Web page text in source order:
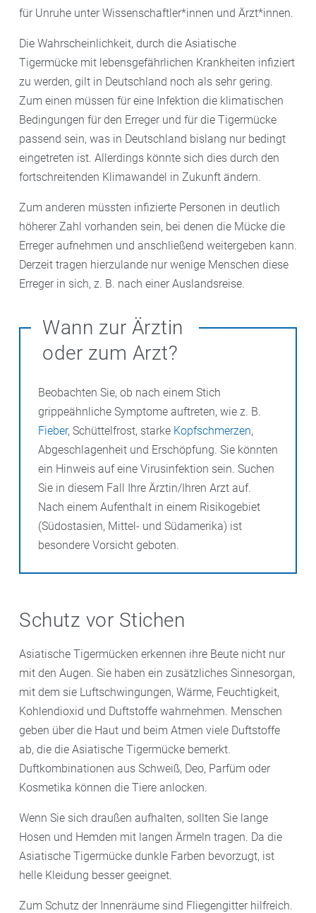
für Unruhe unter Wissenschaftler*innen und Ärzt*innen.
Die Wahrscheinlichkeit, durch die Asiatische
Tigermücke mit lebensgefährlichen Krankheiten infiziert
zu werden, gilt in Deutschland noch als sehr gering.
Zum einen müssen für eine Infektion die klimatischen
Bedingungen für den Erreger und für die Tigermücke
passend sein, was in Deutschland bislang nur bedingt
eingetreten ist. Allerdings könnte sich dies durch den
fortschreitenden Klimawandel in Zukunft ändern.
Zum anderen müssten infizierte Personen in deutlich
höherer Zahl vorhanden sein, bei denen die Mücke die
Erreger aufnehmen und anschließend weitergeben kann.
Derzeit tragen hierzulande nur wenige Menschen diese
Erreger in sich, z. B. nach einer Auslandsreise.
Wann zur Ärztin
oder zum Arzt?
Beobachten Sie, ob nach einem Stich
grippeähnliche Symptome auftreten, wie z. B.
Fieber, Schüttelfrost, starke Kopfschmerzen,
Abgeschlagenheit und Erschöpfung. Sie könnten
ein Hinweis auf eine Virusinfektion sein. Suchen
Sie in diesem Fall Ihre Ärztin/Ihren Arzt auf.
Nach einem Aufenthalt in einem Risikogebiet
(Südostasien, Mittel- und Südamerika) ist
besondere Vorsicht geboten.
Schutz vor Stichen
Asiatische Tigermücken erkennen ihre Beute nicht nur
mit den Augen. Sie haben ein zusätzliches Sinnesorgan,
mit dem sie Luftschwingungen, Wärme, Feuchtigkeit,
Kohlendioxid und Duftstoffe wahrnehmen. Menschen
geben über die Haut und beim Atmen viele Duftstoffe
ab, die die Asiatische Tigermücke bemerkt.
Duftkombinationen aus Schweiß, Deo, Parfüm oder
Kosmetika können die Tiere anlocken.
Wenn Sie sich draußen aufhalten, sollten Sie lange
Hosen und Hemden mit langen Ärmeln tragen. Da die
Asiatische Tigermücke dunkle Farben bevorzugt, ist
helle Kleidung besser geeignet.
Zum Schutz der Innenräume sind Fliegengitter hilfreich.